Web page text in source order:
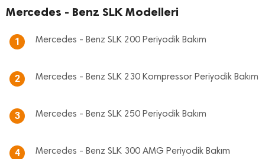
Mercedes - Benz SLK Modelleri
1 Mercedes - Benz SLK 200 Periyodik Bakım
2 Mercedes - Benz SLK 230 Kompressor Periyodik Bakım
3 Mercedes - Benz SLK 250 Periyodik Bakım
4 Mercedes - Benz SLK 300 AMG Periyodik Bakım